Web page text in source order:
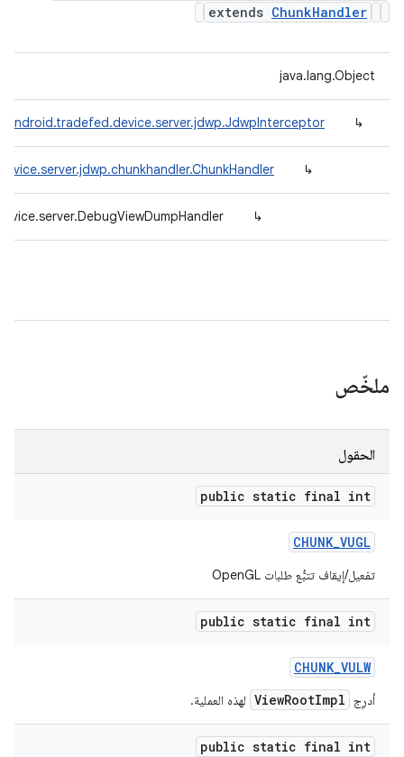
extends ChunkHandler
java.lang.Object
↳
↳
↳
ملخّص
الحقول
public static final int
CHUNK_VUGL
تفعيل/إيقاف تتبُّع طلبات OpenGL
public static final int
CHUNK_VULW
أدرِج ViewRootImpl لهذه العملية.
public static final int